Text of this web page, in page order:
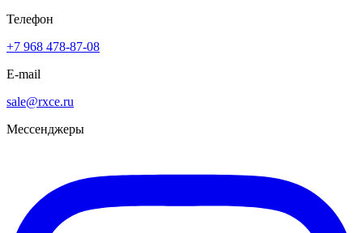
Телефон
+7 968 478-87-08
E-mail
sale@rxce.ru
Мессенджеры